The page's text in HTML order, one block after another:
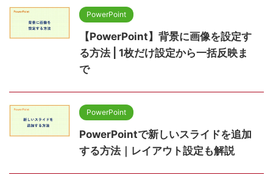
PowerPoint
【PowerPoint】背景に画像を設定す
る方法 | 1枚だけ設定から一括反映ま
で
PowerPoint
PowerPointで新しいスライドを追加
する方法｜レイアウト設定も解説